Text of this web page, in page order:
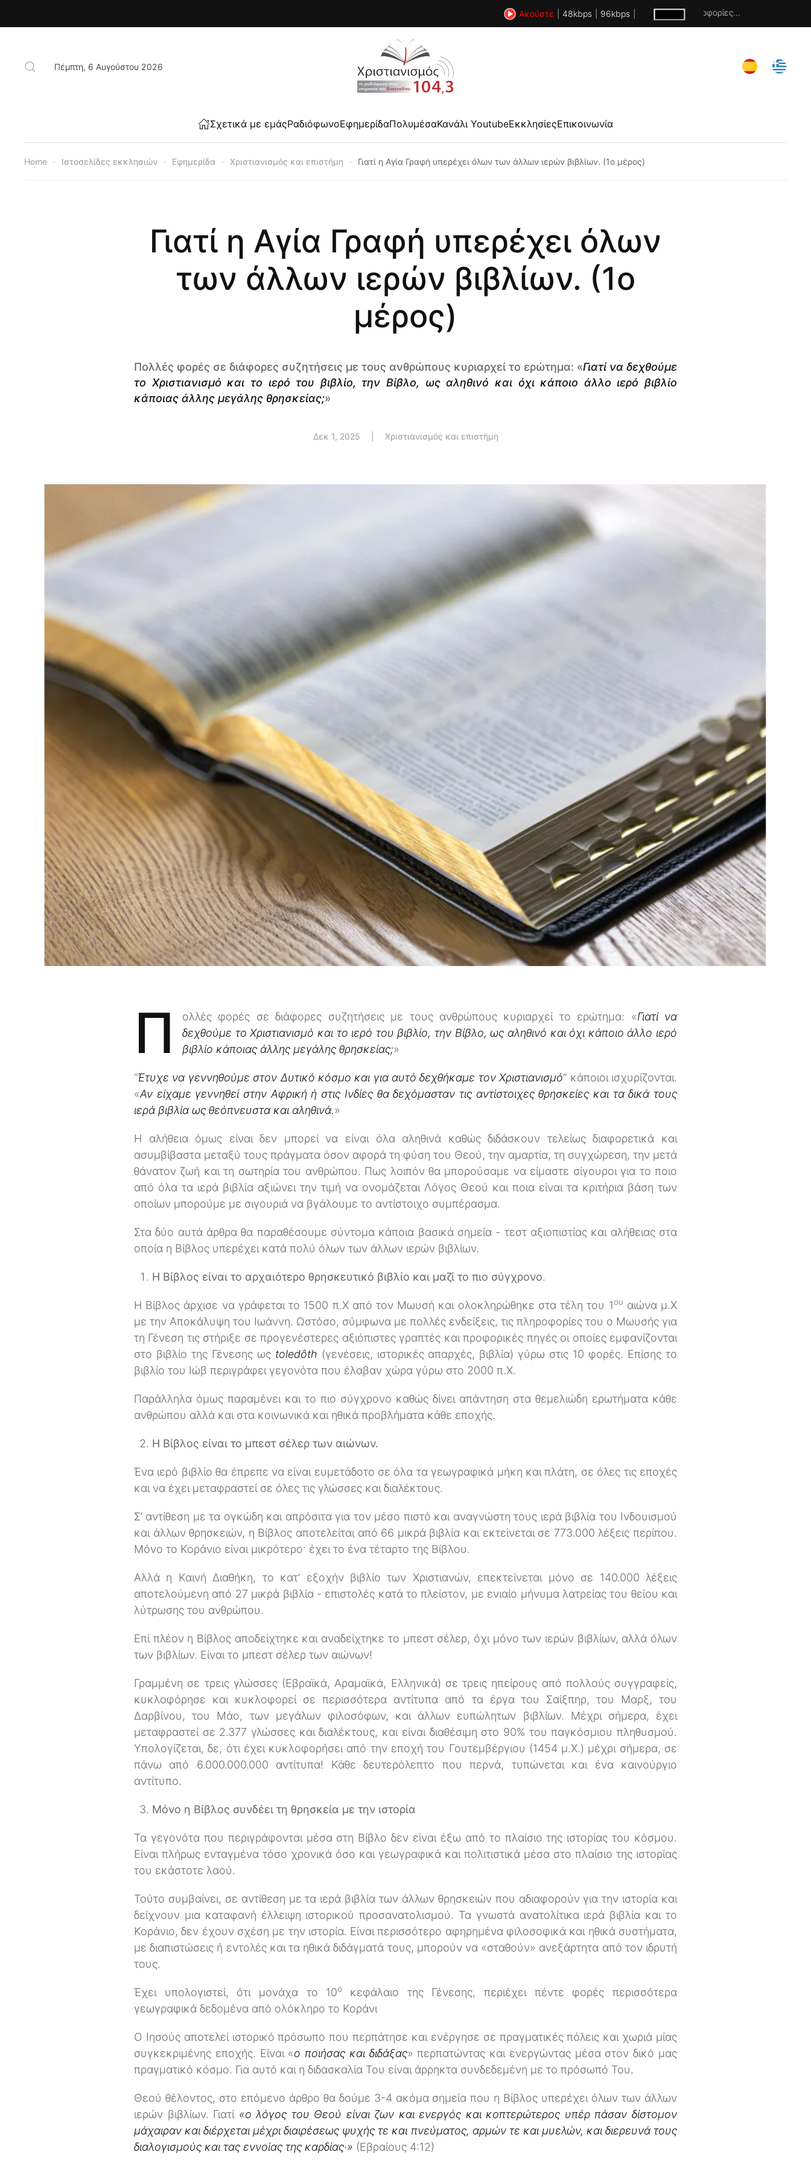
Ακούστε 48kbps 96kbpsΧωρίς πληροφορίες...
Πέμπτη, 6 Αυγούστου 2026
Σχετικά με εμάςΡαδιόφωνοΕφημερίδαΠολυμέσαΚανάλι YoutubeΕκκλησίεςΕπικοινωνία
Home Ιστοσελίδες εκκλησιών Εφημερίδα Χριστιανισμός και επιστήμη Γιατί η Αγία Γραφή υπερέχει όλων των άλλων ιερών βιβλίων. (1ο μέρος)
Γιατί η Αγία Γραφή υπερέχει όλων
των άλλων ιερών βιβλίων. (1ο
μέρος)
Πολλές φορές σε διάφορες συζητήσεις με τους ανθρώπους κυριαρχεί το ερώτημα: «Γιατί να δεχθούμε
το Χριστιανισμό και το ιερό του βιβλίο, την Βίβλο, ως αληθινό και όχι κάποιο άλλο ιερό βιβλίο
κάποιας άλλης μεγάλης θρησκείας;»
Δεκ 1, 2025 Χριστιανισμός και επιστήμη
Π ολλές φορές σε διάφορες συζητήσεις με τους ανθρώπους κυριαρχεί το ερώτημα: «Γιατί να
δεχθούμε το Χριστιανισμό και το ιερό του βιβλίο, την Βίβλο, ως αληθινό και όχι κάποιο άλλο ιερό
βιβλίο κάποιας άλλης μεγάλης θρησκείας;»
“Έτυχε να γεννηθούμε στον Δυτικό κόσμο και για αυτό δεχθήκαμε τον Χριστιανισμό” κάποιοι ισχυρίζονται.
«Αν είχαμε γεννηθεί στην Αφρική ή στις Ινδίες θα δεχόμασταν τις αντίστοιχες θρησκείες και τα δικά τους
ιερά βιβλία ως θεόπνευστα και αληθινά.»
Η αλήθεια όμως είναι δεν μπορεί να είναι όλα αληθινά καθώς διδάσκουν τελείως διαφορετικά και
ασυμβίβαστα μεταξύ τους πράγματα όσον αφορά τη φύση του Θεού, την αμαρτία, τη συγχώρεση, την μετά
θάνατον ζωή και τη σωτηρία του ανθρώπου. Πως λοιπόν θα μπορούσαμε να είμαστε σίγουροι για το ποιο
από όλα τα ιερά βιβλία αξιώνει την τιμή να ονομάζεται Λόγος Θεού και ποια είναι τα κριτήρια βάση των
οποίων μπορούμε με σιγουριά να βγάλουμε το αντίστοιχο συμπέρασμα.
Στα δύο αυτά άρθρα θα παραθέσουμε σύντομα κάποια βασικά σημεία - τεστ αξιοπιστίας και αλήθειας στα
οποία η Βίβλος υπερέχει κατά πολύ όλων των άλλων ιερών βιβλίων.
Η Βίβλος είναι το αρχαιότερο θρησκευτικό βιβλίο και μαζί το πιο σύγχρονο.
Η Βίβλος άρχισε να γράφεται το 1500 π.Χ από τον Μωυσή και ολοκληρώθηκε στα τέλη του 1ου αιώνα μ.Χ
με την Αποκάλυψη του Ιωάννη. Ωστόσο, σύμφωνα με πολλές ενδείξεις, τις πληροφορίες του ο Μωυσής για
τη Γένεση τις στήριξε σε προγενέστερες αξιόπιστες γραπτές και προφορικές πηγές οι οποίες εμφανίζονται
στο βιβλίο της Γένεσης ως toledôth (γενέσεις, ιστορικές απαρχές, βιβλία) γύρω στις 10 φορές. Επίσης το
βιβλίο του Ιώβ περιγράφει γεγονότα που έλαβαν χώρα γύρω στο 2000 π.Χ.
Παράλληλα όμως παραμένει και το πιο σύγχρονο καθώς δίνει απάντηση στα θεμελιώδη ερωτήματα κάθε
ανθρώπου αλλά και στα κοινωνικά και ηθικά προβλήματα κάθε εποχής.
Η Βίβλος είναι το μπεστ σέλερ των αιώνων.
Ένα ιερό βιβλίο θα έπρεπε να είναι ευμετάδοτο σε όλα τα γεωγραφικά μήκη και πλάτη, σε όλες τις εποχές
και να έχει μεταφραστεί σε όλες τις γλώσσες και διαλέκτους.
Σ’ αντίθεση με τα ογκώδη και απρόσιτα για τον μέσο πιστό και αναγνώστη τους ιερά βιβλία του Ινδουισμού
και άλλων θρησκειών, η Βίβλος αποτελείται από 66 μικρά βιβλία και εκτείνεται σε 773.000 λέξεις περίπου.
Μόνο το Κοράνιο είναι μικρότερο· έχει το ένα τέταρτο της Βίβλου.
Αλλά η Καινή Διαθήκη, το κατ’ εξοχήν βιβλίο των Χριστιανών, επεκτείνεται μόνο σε 140.000 λέξεις
αποτελούμενη από 27 μικρά βιβλία - επιστολές κατά το πλείστον, με ενιαίο μήνυμα λατρείας του θείου και
λύτρωσης του ανθρώπου.
Επί πλέον η Βίβλος αποδείχτηκε και αναδείχτηκε το μπεστ σέλερ, όχι μόνο των ιερών βιβλίων, αλλά όλων
των βιβλίων. Είναι το μπεστ σέλερ των αιώνων!
Γραμμένη σε τρεις γλώσσες (Εβραϊκά, Αραμαϊκά, Ελληνικά) σε τρεις ηπείρους από πολλούς συγγραφείς,
κυκλοφόρησε και κυκλοφορεί σε περισσότερα αντίτυπα από τα έργα του Σαίξπηρ, του Μαρξ, του
Δαρβίνου, του Μάο, των μεγάλων φιλοσόφων, και άλλων ευπώλητων βιβλίων. Μέχρι σήμερα, έχει
μεταφραστεί σε 2.377 γλώσσες και διαλέκτους, και είναι διαθέσιμη στο 90% του παγκόσμιου πληθυσμού.
Υπολογίζεται, δε, ότι έχει κυκλοφορήσει από την εποχή του Γουτεμβέργιου (1454 μ.Χ.) μέχρι σήμερα, σε
πάνω από 6.000.000.000 αντίτυπα! Κάθε δευτερόλεπτο που περνά, τυπώνεται και ένα καινούργιο
αντίτυπο.
Μόνο η Βίβλος συνδέει τη θρησκεία με την ιστορία
Τα γεγονότα που περιγράφονται μέσα στη Βίβλο δεν είναι έξω από το πλαίσιο της ιστορίας του κόσμου.
Είναι πλήρως ενταγμένα τόσο χρονικά όσο και γεωγραφικά και πολιτιστικά μέσα στο πλαίσιο της ιστορίας
του εκάστοτε λαού.
Τούτο συμβαίνει, σε αντίθεση με τα ιερά βιβλία των άλλων θρησκειών που αδιαφορούν για την ιστορία και
δείχνουν μια καταφανή έλλειψη ιστορικού προσανατολισμού. Τα γνωστά ανατολίτικα ιερά βιβλία και το
Κοράνιο, δεν έχουν σχέση με την ιστορία. Είναι περισσότερο αφηρημένα φιλοσοφικά και ηθικά συστήματα,
με διαπιστώσεις ή εντολές και τα ηθικά διδάγματά τους, μπορούν να «σταθούν» ανεξάρτητα από τον ιδρυτή
τους.
Έχει υπολογιστεί, ότι μονάχα το 10ο κεφάλαιο της Γένεσης, περιέχει πέντε φορές περισσότερα
γεωγραφικά δεδομένα από ολόκληρο το Κοράνι
Ο Ιησούς αποτελεί ιστορικό πρόσωπο που περπάτησε και ενέργησε σε πραγματικές πόλεις και χωριά μίας
συγκεκριμένης εποχής. Είναι «ο ποιήσας και διδάξας» περπατώντας και ενεργώντας μέσα στον δικό μας
πραγματικό κόσμο. Για αυτό και η διδασκαλία Του είναι άρρηκτα συνδεδεμένη με το πρόσωπό Του.
Θεού θέλοντος, στο επόμενο άρθρο θα δούμε 3-4 ακόμα σημεία που η Βίβλος υπερέχει όλων των άλλων
ιερών βιβλίων. Γιατί «ο λόγος του Θεού είναι ζων και ενεργός και κοπτερώτερος υπέρ πάσαν δίστομον
μάχαιραν και διέρχεται μέχρι διαιρέσεως ψυχής τε και πνεύματος, αρμών τε και μυελών, και διερευνά τους
διαλογισμούς και τας εννοίας της καρδίας·» (Εβραίους 4:12)